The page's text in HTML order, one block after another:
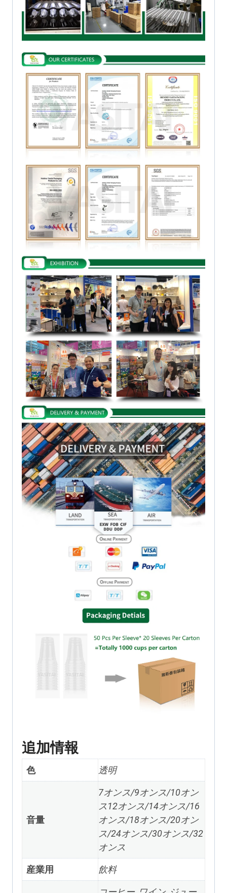
追加情報
色 透明
音量
7オンス/9オンス/10オン
ス12オンス/14オンス/16
オンス/18オンス/20オン
ス/24オンス/30オンス/32
オンス
産業用 飲料